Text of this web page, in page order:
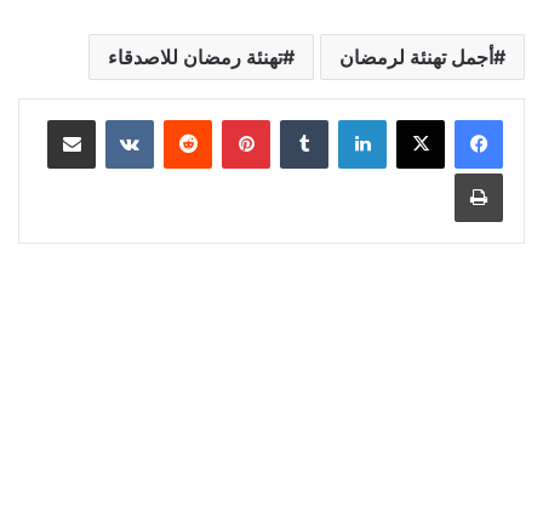
أجمل تهنئة لرمضان تهنئة رمضان للاصدقاء
لينكدإن بينتيريست